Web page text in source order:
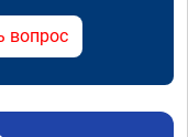
вопрос